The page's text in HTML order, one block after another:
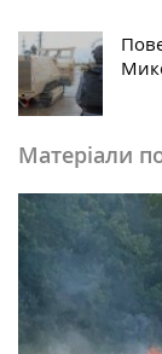
Матеріали